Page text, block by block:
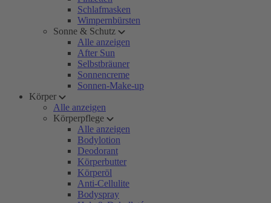
Schlafmasken
Wimpernbürsten
Sonne & Schutz
Alle anzeigen
After Sun
Selbstbräuner
Sonnencreme
Sonnen-Make-up
Körper
Alle anzeigen
Körperpflege
Alle anzeigen
Bodylotion
Deodorant
Körperbutter
Körperöl
Anti-Cellulite
Bodyspray